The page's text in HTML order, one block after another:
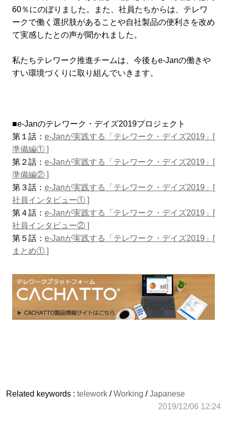
60％にのぼりました。また、社員たちからは、テレワ
ークで働く選択肢があることや自社製品の便利さを改め
て実感したとの声が聞かれました。
私たちテレワーク推進チームは、今後もe-Janの働きや
すい環境づくりに取り組んでいきます。
■e-Janのテレワーク・デイズ2019プロジェクト
第１話： e-Janが実践する「テレワーク・デイズ2019」[
準備編① ]
第２話： e-Janが実践する「テレワーク・デイズ2019」[
準備編② ]
第３話： e-Janが実践する「テレワーク・デイズ2019」[
社員インタビュー① ]
第４話： e-Janが実践する「テレワーク・デイズ2019」[
社員インタビュー② ]
第５話： e-Janが実践する「テレワーク・デイズ2019」[
まとめ① ]
Related keywords : telework / Working / Japanese
2019/12/06 12:24